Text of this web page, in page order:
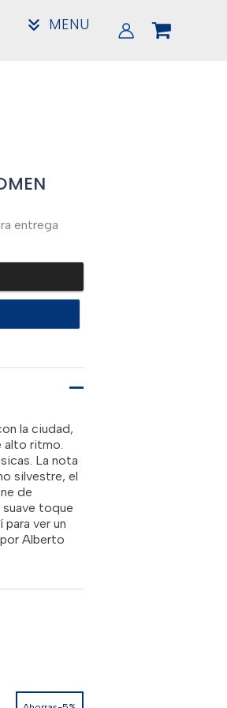
MENU
entrega
la ciudad,
alto ritmo.
La nota
silvestre, el
de
suave toque
ver un
Alberto